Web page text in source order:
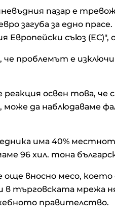
пазар е
загуба за едно
Европейски съюз
проблемът е
освен това, че
може да наблюдаваме
има 40%
96 хил. тона
още вносно месо,
в търговската мрежа
правителство.